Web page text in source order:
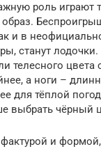
роль играют
и в
станут
телесного цвета
а ноги –
для тёплой
выбрать чёрный
и